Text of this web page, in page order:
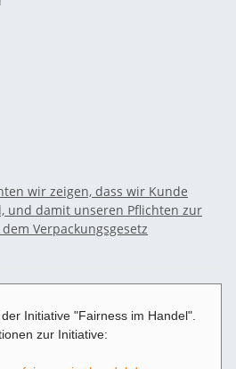
Initiative "Fairness im Handel".
zur Initiative: